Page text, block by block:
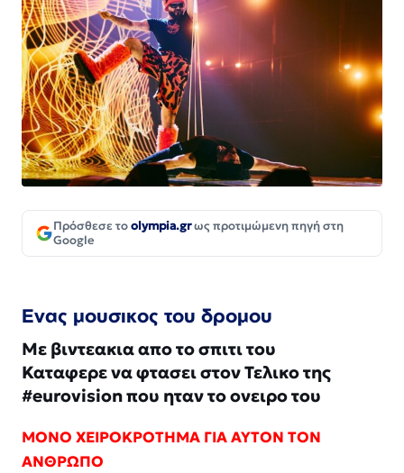
Πρόσθεσε τοolympia.grως προτιμώμενη πηγή στη
Google
Ενας μουσικος του δρομου
Με βιντεακια απο το σπιτι του
Καταφερε να φτασει στον Τελικο της
#eurovision που ηταν το ονειρο του
ΜΟΝΟ ΧΕΙΡΟΚΡΟΤΗΜΑ ΓΙΑ ΑΥΤΟΝ ΤΟΝ
ΑΝΘΡΩΠΟ